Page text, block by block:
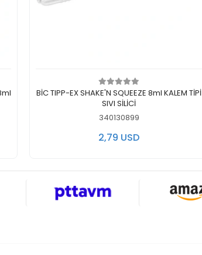
Add to cart
BİC TIPP-EX SHAKE'N SQUEEZE 8ml KALEM TİPİ
SIVI SİLİCİ
340130899
2,79 USD